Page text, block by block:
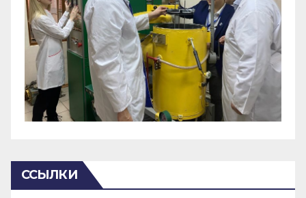
ССЫЛКИ